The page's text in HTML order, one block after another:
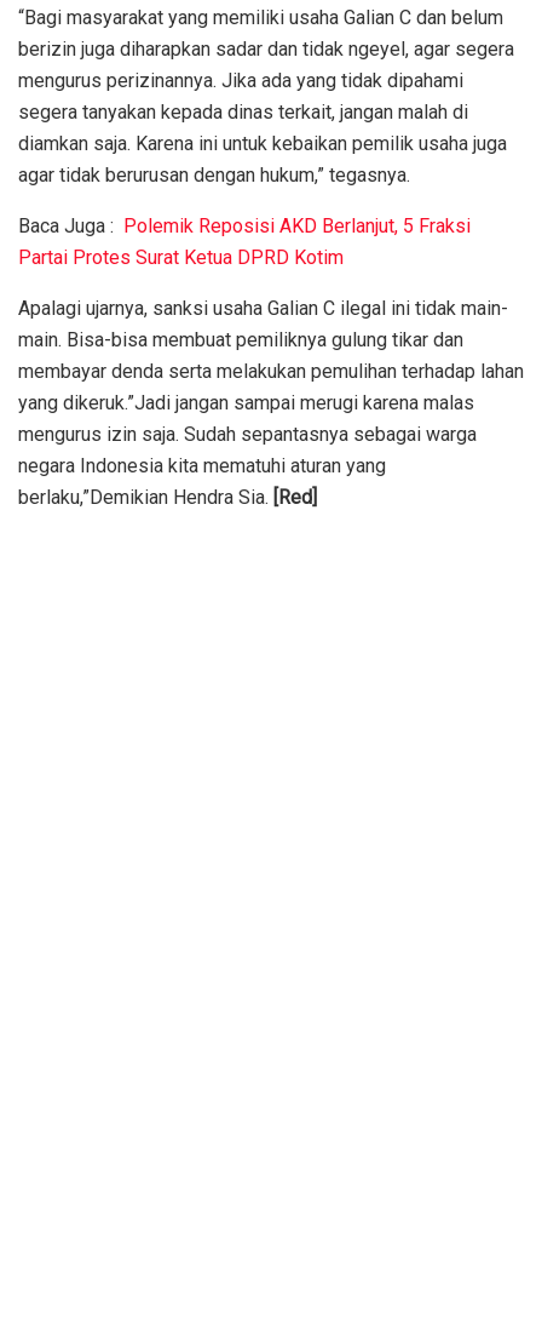
“Bagi masyarakat yang memiliki usaha Galian C dan belum
berizin juga diharapkan sadar dan tidak ngeyel, agar segera
mengurus perizinannya. Jika ada yang tidak dipahami
segera tanyakan kepada dinas terkait, jangan malah di
diamkan saja. Karena ini untuk kebaikan pemilik usaha juga
agar tidak berurusan dengan hukum,” tegasnya.
Baca Juga : Polemik Reposisi AKD Berlanjut, 5 Fraksi
Partai Protes Surat Ketua DPRD Kotim
Apalagi ujarnya, sanksi usaha Galian C ilegal ini tidak main-
main. Bisa-bisa membuat pemiliknya gulung tikar dan
membayar denda serta melakukan pemulihan terhadap lahan
yang dikeruk.”Jadi jangan sampai merugi karena malas
mengurus izin saja. Sudah sepantasnya sebagai warga
negara Indonesia kita mematuhi aturan yang
berlaku,”Demikian Hendra Sia. [Red]